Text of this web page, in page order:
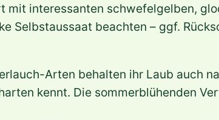
m
f
v
mit interessanten schwefelgelben,
Selbstaussaat beachten – ggf.
Arten behalten ihr Laub auch
kennt. Die sommerblühenden